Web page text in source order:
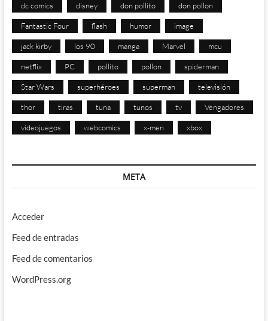
dc comics disney don pollito don pollon
Fantastic Four flash humor image
jack kirby los 90 manga Marvel mcu
netflix PC pollito pollon spiderman
Star Wars superhéroes superman televisión
thor tiras tuna tunos tv Vengadores
videojuegos webcomics x-men xbox
META
Acceder
Feed de entradas
Feed de comentarios
WordPress.org